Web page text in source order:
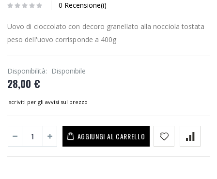
0 Recensione(i)
Uovo di cioccolato con decoro granellato alla nocciola tostata
peso dell'uovo corrisponde a 400g
Disponibilità: Disponibile
28,00 €
Iscriviti per gli avvisi sul prezzo
AGGIUNGI AL CARRELLO